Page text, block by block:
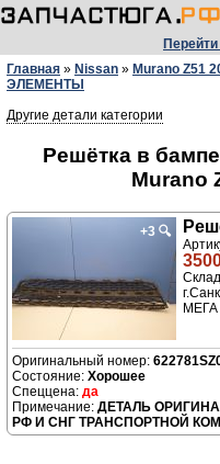
Главная » Nissan » Murano Z51
ЭЛЕМЕНТЫ
Другие детали категории
Решётка в
Murano
+3 🔍
МЕГА
Хорошее
да
ДЕТАЛЬ
РФ И СНГ ТРАНСПОРТНОЙ